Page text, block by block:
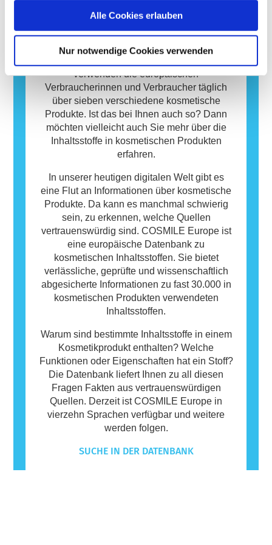
Alle Cookies erlauben
Nur notwendige Cookies verwenden
enthalten, die bei manchen Menschen eine
Allergie auslösen können. Das bedeutet
jedoch nicht, dass das Produkt für andere
Personen nicht sicher ist.
Datenbank
Kosmetische Produkte sind wichtig für uns
Menschen und spielen eine essenzielle Rolle
verwenden die europäischen
Verbraucherinnen und Verbraucher täglich
über sieben verschiedene kosmetische
Produkte. Ist das bei Ihnen auch so? Dann
möchten vielleicht auch Sie mehr über die
Inhaltsstoffe in kosmetischen Produkten
erfahren.
In unserer heutigen digitalen Welt gibt es
eine Flut an Informationen über kosmetische
Produkte. Da kann es manchmal schwierig
sein, zu erkennen, welche Quellen
vertrauenswürdig sind. COSMILE Europe ist
eine europäische Datenbank zu
kosmetischen Inhaltsstoffen. Sie bietet
verlässliche, geprüfte und wissenschaftlich
abgesicherte Informationen zu fast 30.000 in
kosmetischen Produkten verwendeten
Inhaltsstoffen.
Warum sind bestimmte Inhaltsstoffe in einem
Kosmetikprodukt enthalten? Welche
Funktionen oder Eigenschaften hat ein Stoff?
Die Datenbank liefert Ihnen zu all diesen
Fragen Fakten aus vertrauenswürdigen
Quellen. Derzeit ist COSMILE Europe in
vierzehn Sprachen verfügbar und weitere
werden folgen.
SUCHE IN DER DATENBANK